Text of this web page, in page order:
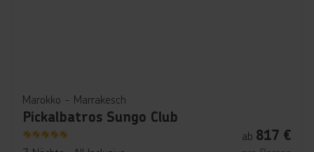
Marokko - Marrakesch
Pickalbatros Sungo Club
5
ab 817 €